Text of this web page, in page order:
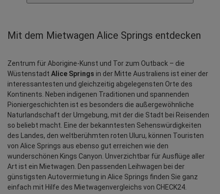
Mit dem Mietwagen Alice Springs entdecken
Zentrum für Aborigine-Kunst und Tor zum Outback – die
Wüstenstadt Alice Springs in der Mitte Australiens ist einer der
interessantesten und gleichzeitig abgelegensten Orte des
Kontinents. Neben indigenen Traditionen und spannenden
Pioniergeschichten ist es besonders die außergewöhnliche
Naturlandschaft der Umgebung, mit der die Stadt bei Reisenden
so beliebt macht. Eine der bekanntesten Sehenswürdigkeiten
des Landes, den weltberühmten roten Uluru, können Touristen
von Alice Springs aus ebenso gut erreichen wie den
wunderschönen Kings Canyon. Unverzichtbar für Ausflüge aller
Art ist ein Mietwagen. Den passenden Leihwagen bei der
günstigsten Autovermietung in Alice Springs finden Sie ganz
einfach mit Hilfe des Mietwagenvergleichs von CHECK24.